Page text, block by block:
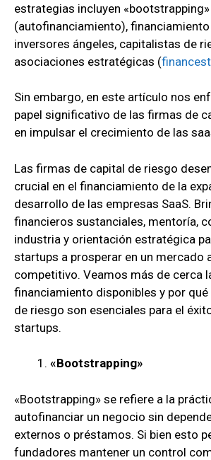
estrategias incluyen «bootstrapping»
(autofinanciamiento),
inversores ángeles, capitalistas de
asociaciones estratégicas (
Sin embargo, en este artículo nos
papel significativo de las firmas de
en impulsar el crecimiento de las
Las firmas de capital de riesgo
crucial en el financiamiento de la
desarrollo de las empresas SaaS.
financieros sustanciales, mentoría,
industria y orientación estratégica
startups a prosperar en un mercado
competitivo. Veamos más de cerca
financiamiento disponibles y por
de riesgo son esenciales para el
startups.
«Bootstrapping»
«Bootstrapping» se refiere a la
autofinanciar un negocio sin
externos o préstamos. Si bien esto
fundadores mantener un control